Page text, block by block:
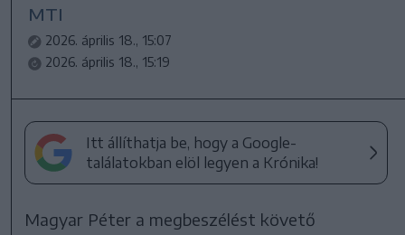
MTI
2026. április 18., 15:07
2026. április 18., 15:19
Itt állíthatja be, hogy a Google-
találatokban elöl legyen a Krónika!
Magyar Péter a megbeszélést követő